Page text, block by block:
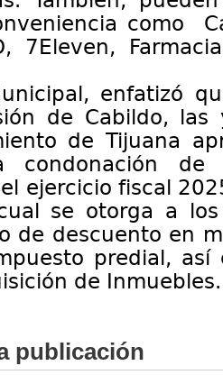
como
7Eleven,
enfatizó
de Cabildo,
de Tijuana
condonación
ejercicio fiscal
se otorga a
de descuento en
predial, así
de
publicación